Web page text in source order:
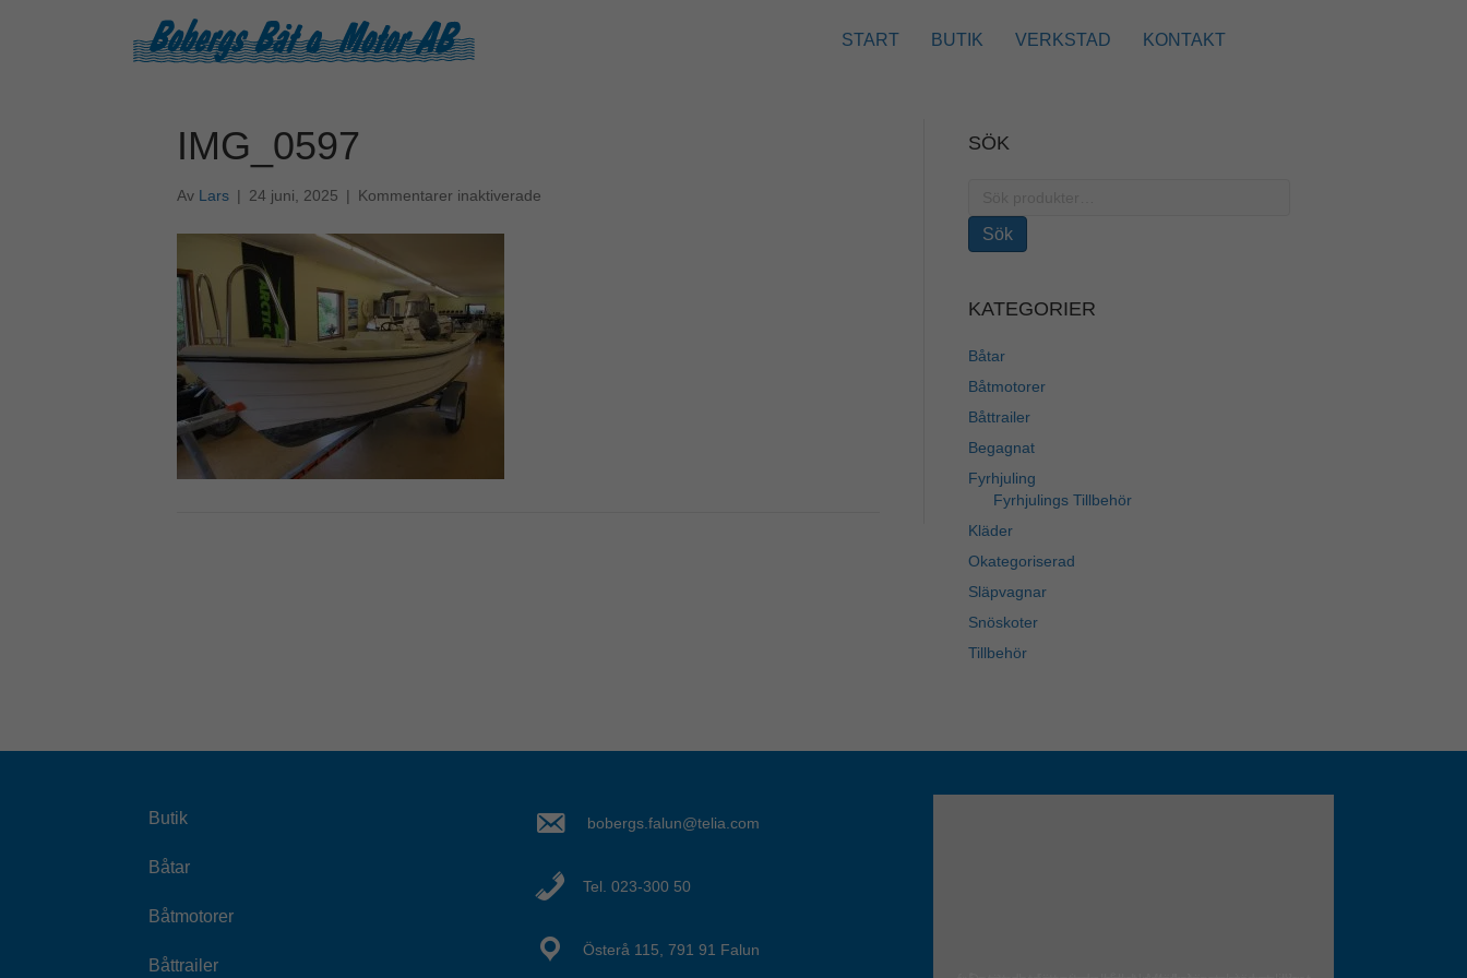
START BUTIK VERKSTAD KONTAKT
IMG_0597
Av Lars | 24 juni, 2025 | Kommentarer inaktiverade
SÖK
Sök
KATEGORIER
Båtar
Båtmotorer
Båttrailer
Begagnat
Fyrhjuling
Fyrhjulings Tillbehör
Kläder
Okategoriserad
Släpvagnar
Snöskoter
Tillbehör
Butik
Båtar
Båtmotorer
Båttrailer
bobergs.falun@telia.com
Tel. 023-300 50
Österå 115, 791 91 Falun